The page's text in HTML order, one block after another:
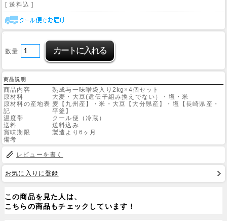
Site
[ 送料込 ]
数量
商品説明
商品内容
熟成与一味噌袋入り2kg×4個セット
原材料
大麦・大豆(遺伝子組み換えでない）・塩・米
原材料の産地表
記
麦【九州産】・米・大豆【大分県産】・塩【長崎県産・
平釜】
温度帯
クール便（冷蔵）
送料
送料込み
賞味期限
製造より6ヶ月
備考
レビューを書く
お気に入りに登録
この商品を見た人は、
こちらの商品もチェックしています！